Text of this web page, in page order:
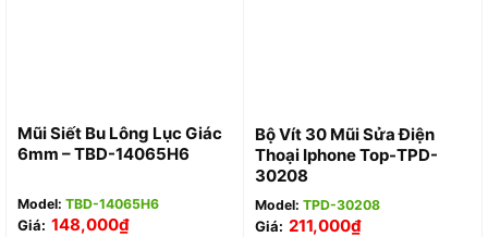
Mũi Siết Bu Lông Lục Giác
6mm – TBD-14065H6
Model: TBD-14065H6
Giá: 148,000₫
Bộ Vít 30 Mũi Sửa Điện
Thoại Iphone Top-TPD-
30208
Model: TPD-30208
Giá: 211,000₫